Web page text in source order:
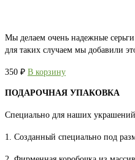
Мы делаем очень надежные
для таких случаем мы добавили
350 ₽ В корзину
ПОДАРОЧНАЯ УПАКОВКА
Специально для наших
1. Созданный специально под